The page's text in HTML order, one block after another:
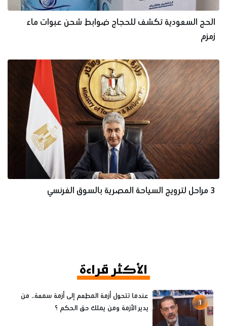
الحج السعودية تكشف للحجاج ضوابط شحن عبوات ماء
زمزم
3 مراحل لترويج السياحة المصرية بالسوق الفرنسي
الأكثر قراءة
1
عندما تتحول أزمة المطعم إلى أزمة سمعة.. من
يدير الأزمة ومن يملك حق الحكم ؟